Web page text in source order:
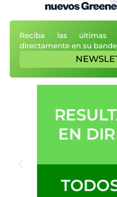
Reciba las últimas
directamente en su